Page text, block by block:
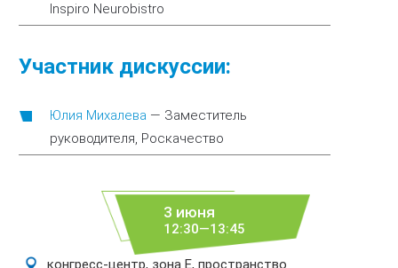
Inspiro Neurobistro
Участник дискуссии:
Юлия Михалева — Заместитель
руководителя, Роскачество
3 июня
12:30—13:45
конгресс-центр, зона E, пространство